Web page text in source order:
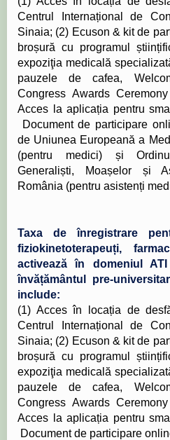
Centrul Internațional de
Sinaia; (2) Ecuson & kit de
broșură cu programul
expoziţia medicală
pauzele de cafea,
Congress Awards
Acces la aplicația pentru
Document de participare
de Uniunea Europeană a
(pentru medici) și
Generaliști, Moașelor și
România (pentru asistenți
Taxa de înregistrare
fiziokinetoterapeuți,
activează în domeniul
învățământul pre-
include:
(1) Acces în locația de
Centrul Internațional de
Sinaia; (2) Ecuson & kit de
broșură cu programul
expoziţia medicală
pauzele de cafea,
Congress Awards
Acces la aplicația pentru
Document de participare